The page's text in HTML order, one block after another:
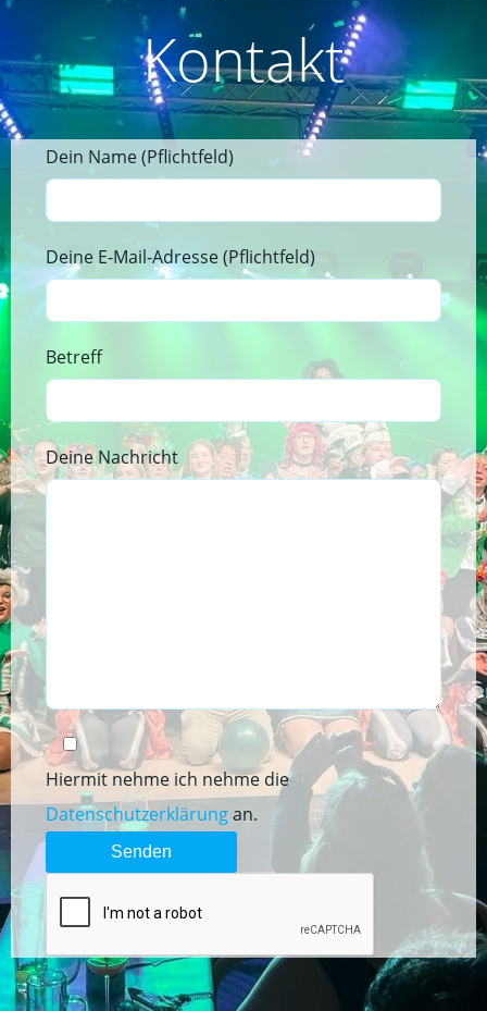
Kontakt
Dein Name (Pflichtfeld)
Deine E-Mail-Adresse (Pflichtfeld)
Betreff
Deine Nachricht
Hiermit nehme ich nehme die
Datenschutzerklärungan.